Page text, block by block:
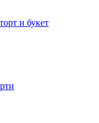
и букет